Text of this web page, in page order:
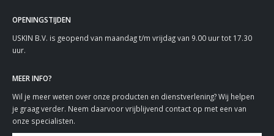
OPENINGSTIJDEN
USKIN B.V. is geopend van maandag t/m vrijdag van 9.00 uur tot 17.30
uur.
MEER INFO?
Wil je meer weten over onze producten en dienstverlening? Wij helpen
je graag verder. Neem daarvoor vrijblijvend contact op met een van
onze specialisten.